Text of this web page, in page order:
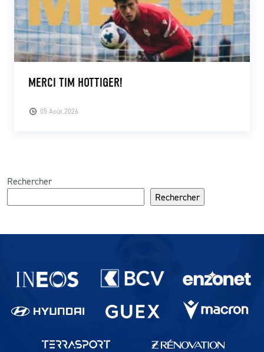
05 Août 2026
MERCI TIM HOTTIGER!
Rechercher
Rechercher
Partenaires du lausanne-Sport